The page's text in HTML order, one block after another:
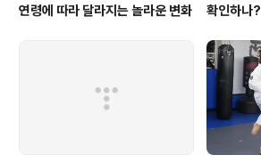
연령에 따라 달라지는 놀라운 변화
확인하나?